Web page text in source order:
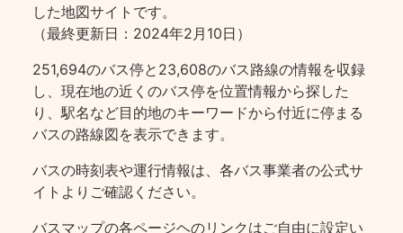
した地図サイトです。
（最終更新日：2024年2月10日）
251,694のバス停と23,608のバス路線の情報を収録
し、現在地の近くのバス停を位置情報から探した
り、駅名など目的地のキーワードから付近に停まる
バスの路線図を表示できます。
バスの時刻表や運行情報は、各バス事業者の公式サ
イトよりご確認ください。
バスマップの各ページヘのリンクはご自由に設定い